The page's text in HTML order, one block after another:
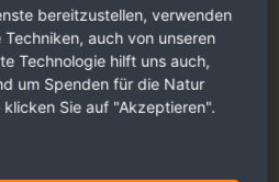
bereitzustellen, verwenden
auch von unseren
Technologie hilft uns auch,
um Spenden für die Natur
Sie auf "Akzeptieren".